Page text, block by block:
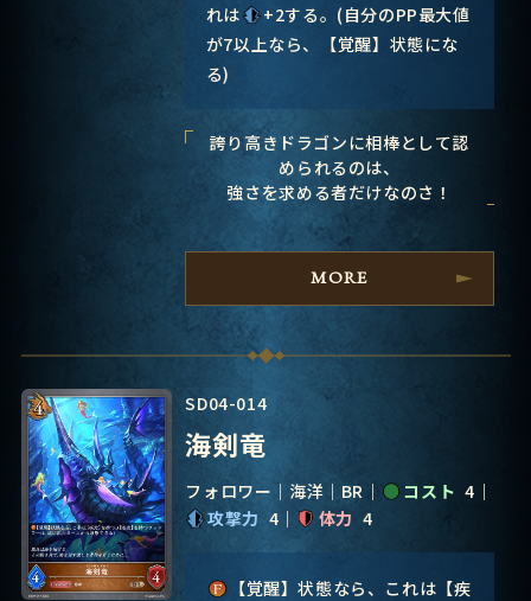
れは
+2する。(自分のPP最大値
が7以上なら、【覚醒】状態にな
る)
誇り高きドラゴンに相棒として認
められるのは、
強さを求める者だけなのさ！
MORE
SD04-014
海剣竜
フォロワー 海洋 BR コスト 4
攻撃力 4 体力 4
【覚醒】状態なら、これは【疾